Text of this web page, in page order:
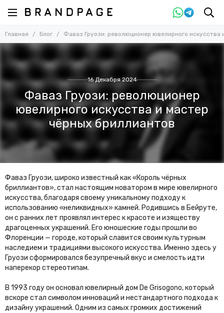
Главная Блог Фаваз Груози: революционер ювелирного искусства
16 Декабря 2024
Фаваз Груози: революционер
ювелирного искусства и мастер
чёрных бриллиантов
Фаваз Груози, широко известный как «Король чёрных
бриллиантов», стал настоящим новатором в мире ювелирного
искусства, благодаря своему уникальному подходу к
использованию «неликвидных» камней. Родившись в Бейруте,
он с ранних лет проявлял интерес к красоте и изяществу
драгоценных украшений. Его юношеские годы прошли во
Флоренции — городе, который славится своим культурным
наследием и традициями высокого искусства. Именно здесь у
Груози сформировался безупречный вкус и смелость идти
наперекор стереотипам.
В 1993 году он основал ювелирный дом De Grisogono, который
вскоре стал символом инноваций и нестандартного подхода к
дизайну украшений. Одним из самых громких достижений